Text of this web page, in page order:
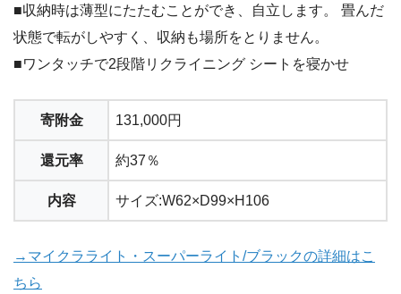
■収納時は薄型にたたむことができ、自立します。 畳んだ
状態で転がしやすく、収納も場所をとりません。
■ワンタッチで2段階リクライニング シートを寝かせ
寄附金 131,000円
還元率 約37％
内容 サイズ:W62×D99×H106
→マイクラライト・スーパーライト/ブラックの詳細はこ
ちら